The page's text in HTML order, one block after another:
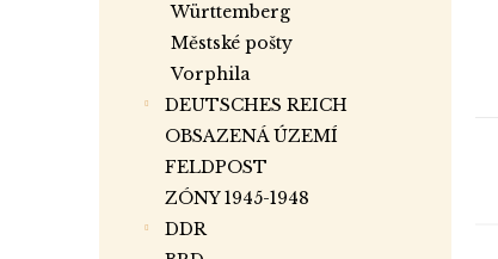
Württemberg
Městské pošty
Vorphila
DEUTSCHES REICH
OBSAZENÁ ÚZEMÍ
FELDPOST
ZÓNY 1945-1948
DDR